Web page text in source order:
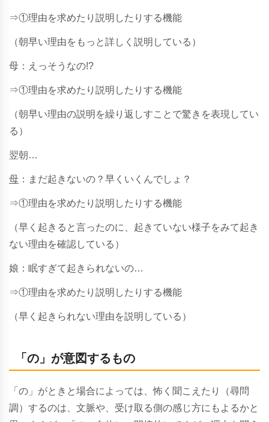
⇒①理由を求めたり説明したりする機能
（朝早い理由をもっと詳しく説明している）
母：えっそうなの!?
⇒①理由を求めたり説明したりする機能
（朝早い理由の説明を繰り返しすことで驚きを表現してい
る）
翌朝…
母 ：まだ起きないの？早くいくんでしょ？
⇒①理由を求めたり説明したりする機能
（早く起きると言ったのに、起きていない様子をみて起き
ない理由を確認している）
娘：眠すぎて起きられないの…
⇒①理由を求めたり説明したりする機能
（早く起きられない理由を説明している）
「の」が意図するもの
「の」がときと場合によっては、怖く聞こえたり（尋問
調）するのは、文脈や、受け取る側の感じ方にもよるかと